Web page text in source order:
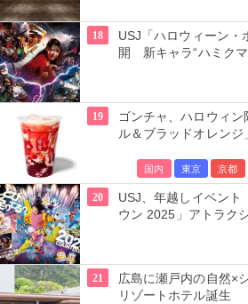
18
USJ「ハロウィーン・
開 新キャラ“ハミクマ
19
ゴンチャ、ハロウィン
ル＆ブラッドオレンジ
国内 東京 京都
20
USJ、年越しイベント
ウン 2025」アトラク
21
広島に瀬戸内の自然×
リゾートホテル誕生